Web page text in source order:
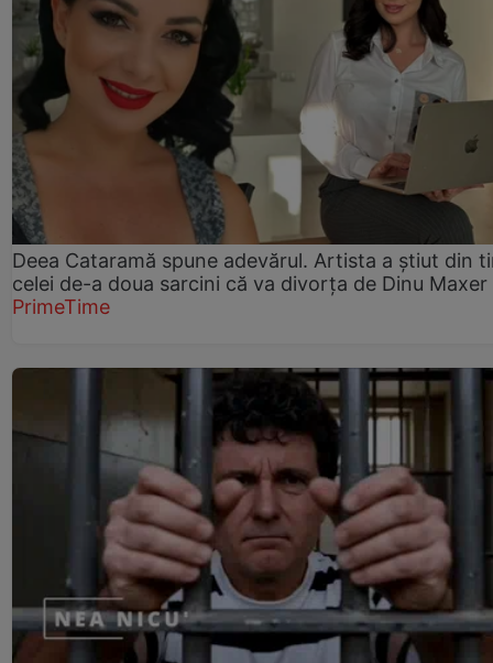
Deea Cataramă spune adevărul. Artista a știut din
celei de-a doua sarcini că va divorța de Dinu Maxer
PrimeTime